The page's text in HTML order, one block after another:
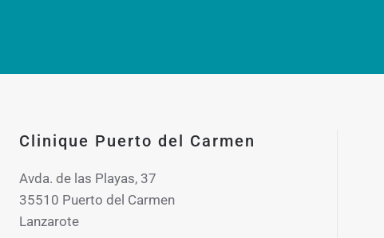
Clinique Puerto del Carmen
Avda. de las Playas, 37
35510 Puerto del Carmen
Lanzarote